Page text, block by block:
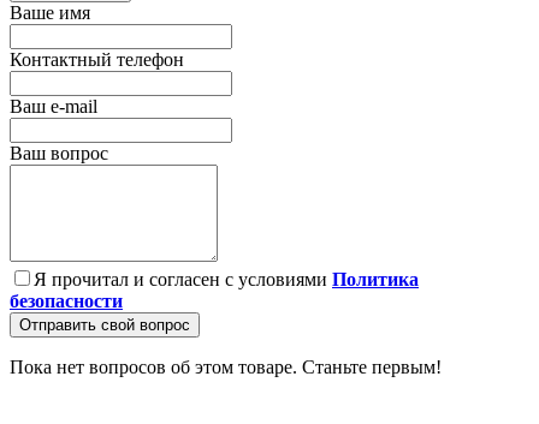
Ваше имя
Контактный телефон
Ваш e-mail
Ваш вопрос
Я прочитал и согласен с условиями Политика
безопасности
Отправить свой вопрос
Пока нет вопросов об этом товаре. Станьте первым!